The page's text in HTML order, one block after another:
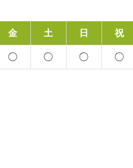
金 土 日 祝
◯ ◯ ◯
◯